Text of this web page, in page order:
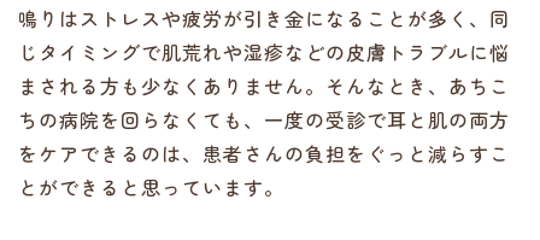
鳴りはストレスや疲労が引き金になることが多く、同
じタイミングで肌荒れや湿疹などの皮膚トラブルに悩
まされる方も少なくありません。そんなとき、あちこ
ちの病院を回らなくても、一度の受診で耳と肌の両方
をケアできるのは、患者さんの負担をぐっと減らすこ
とができると思っています。